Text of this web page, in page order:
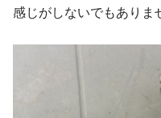
感じがしないでもありま